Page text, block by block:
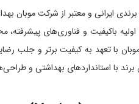
اولیه باکیفیت و فناوری‌های
با تعهد به کیفیت برتر و جلب
با استانداردهای بهداشتی و